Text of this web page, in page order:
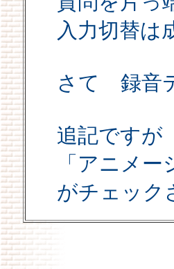
入力切替は
さて 録音
追記です
「アニメ
がチェック